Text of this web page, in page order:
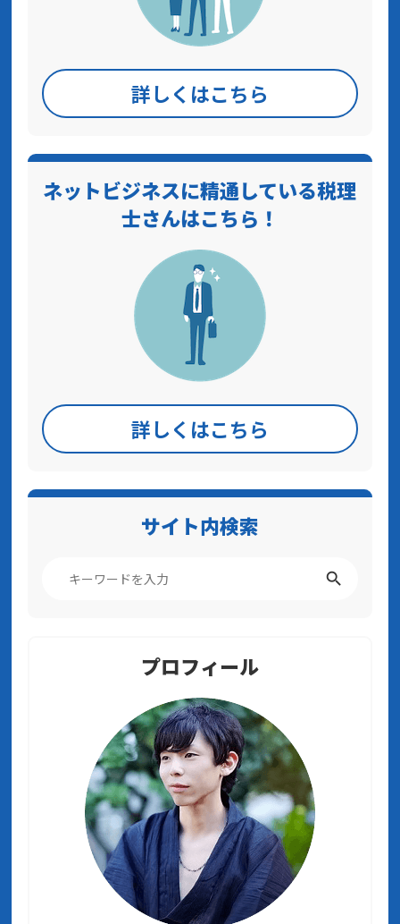
詳しくはこちら
ネットビジネスに精通している税理
士さんはこちら！
詳しくはこちら
サイト内検索
プロフィール